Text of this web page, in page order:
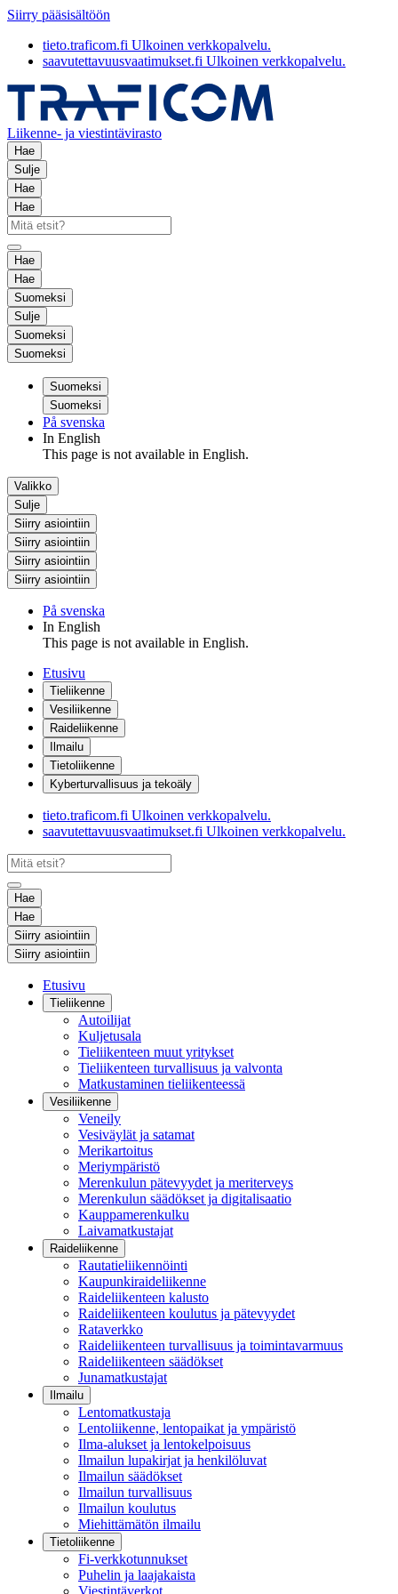
Siirry pääsisältöön
tieto.traficom.fi Ulkoinen verkkopalvelu.
saavutettavuusvaatimukset.fi Ulkoinen verkkopalvelu.
Liikenne- ja viestintävirasto
Hae
Sulje
Hae
Hae
Hae
Hae
Suomeksi
Sulje
Suomeksi
Suomeksi
Suomeksi
Suomeksi
På svenska
In English
This page is not available in English.
Valikko
Sulje
Siirry asiointiin
Siirry asiointiin
Siirry asiointiin
Siirry asiointiin
På svenska
In English
This page is not available in English.
Etusivu
Tieliikenne
Vesiliikenne
Raideliikenne
Ilmailu
Tietoliikenne
Kyberturvallisuus ja tekoäly
tieto.traficom.fi Ulkoinen verkkopalvelu.
saavutettavuusvaatimukset.fi Ulkoinen verkkopalvelu.
Hae
Hae
Siirry asiointiin
Siirry asiointiin
Etusivu
Tieliikenne
Autoilijat
Kuljetusala
Tieliikenteen muut yritykset
Tieliikenteen turvallisuus ja valvonta
Matkustaminen tieliikenteessä
Vesiliikenne
Veneily
Vesiväylät ja satamat
Merikartoitus
Meriympäristö
Merenkulun pätevyydet ja meriterveys
Merenkulun säädökset ja digitalisaatio
Kauppamerenkulku
Laivamatkustajat
Raideliikenne
Rautatieliikennöinti
Kaupunkiraideliikenne
Raideliikenteen kalusto
Raideliikenteen koulutus ja pätevyydet
Rataverkko
Raideliikenteen turvallisuus ja toimintavarmuus
Raideliikenteen säädökset
Junamatkustajat
Ilmailu
Lentomatkustaja
Lentoliikenne, lentopaikat ja ympäristö
Ilma-alukset ja lentokelpoisuus
Ilmailun lupakirjat ja henkilöluvat
Ilmailun säädökset
Ilmailun turvallisuus
Ilmailun koulutus
Miehittämätön ilmailu
Tietoliikenne
Fi-verkkotunnukset
Puhelin ja laajakaista
Viestintäverkot